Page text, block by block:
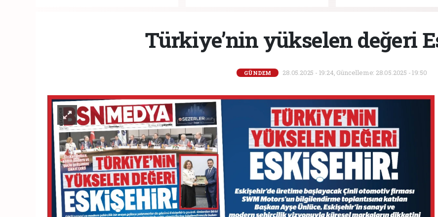
Türkiye’nin yükselen değeri
GÜNDEM 28.05.2025 - 19:24, Güncelleme: 28.05.2025 - 19:50